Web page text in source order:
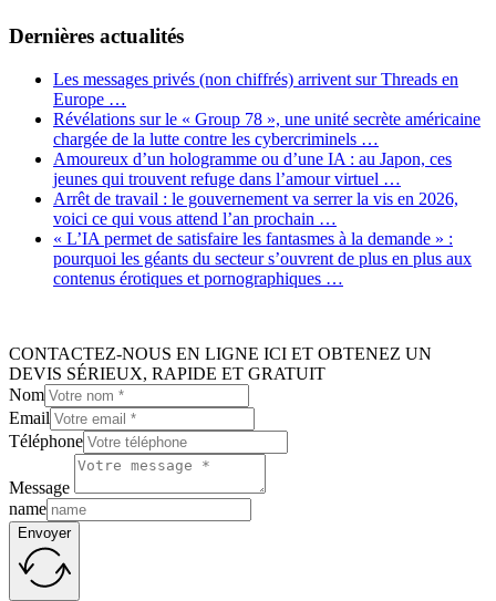
Dernières actualités
Les messages privés (non chiffrés) arrivent sur Threads en
Europe …
Révélations sur le « Group 78 », une unité secrète américaine
chargée de la lutte contre les cybercriminels …
Amoureux d’un hologramme ou d’une IA : au Japon, ces
jeunes qui trouvent refuge dans l’amour virtuel …
Arrêt de travail : le gouvernement va serrer la vis en 2026,
voici ce qui vous attend l’an prochain …
« L’IA permet de satisfaire les fantasmes à la demande » :
pourquoi les géants du secteur s’ouvrent de plus en plus aux
contenus érotiques et pornographiques …
CONTACTEZ-NOUS EN LIGNE ICI ET OBTENEZ UN
DEVIS SÉRIEUX, RAPIDE ET GRATUIT
Nom
Email
Téléphone
Message
name
Envoyer